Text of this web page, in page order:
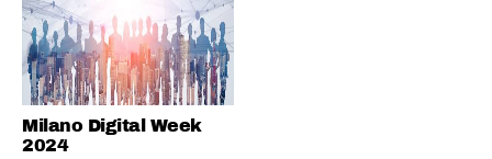
Milano Digital Week
2024